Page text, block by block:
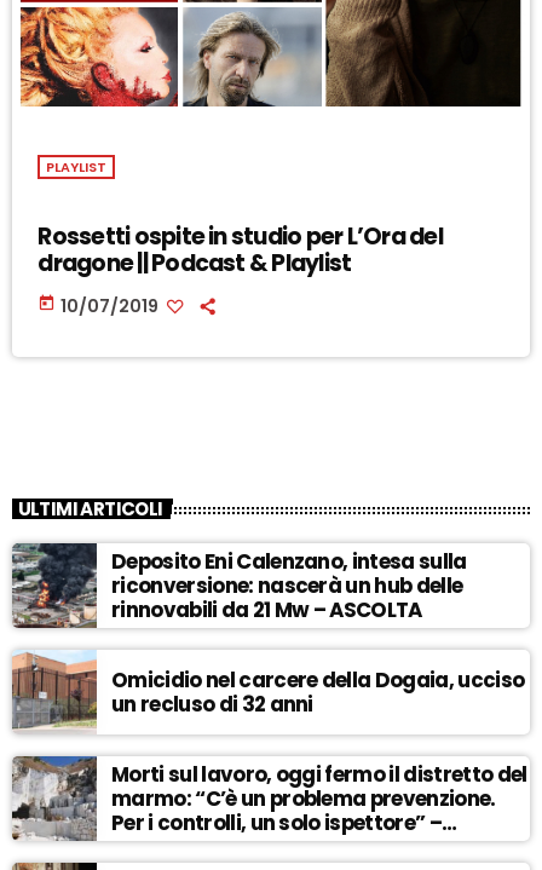
PLAYLIST
Rossetti ospite in studio per L’Ora del
dragone || Podcast & Playlist
today 10/07/2019
ULTIMI ARTICOLI
Deposito Eni Calenzano, intesa sulla
riconversione: nascerà un hub delle
rinnovabili da 21 Mw – ASCOLTA
Omicidio nel carcere della Dogaia, ucciso
un recluso di 32 anni
Morti sul lavoro, oggi fermo il distretto del
marmo: “C’è un problema prevenzione.
Per i controlli, un solo ispettore” –
ASCOLTA